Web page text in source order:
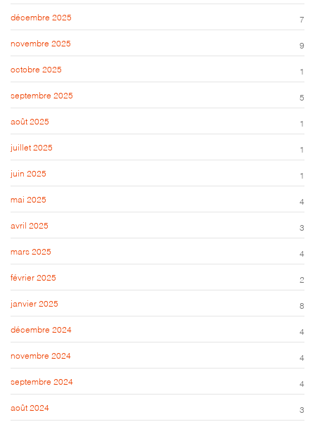
décembre 2025 7
novembre 2025 9
octobre 2025 1
septembre 2025 5
août 2025 1
juillet 2025 1
juin 2025 1
mai 2025 4
avril 2025 3
mars 2025 4
février 2025 2
janvier 2025 8
décembre 2024 4
novembre 2024 4
septembre 2024 4
août 2024 3